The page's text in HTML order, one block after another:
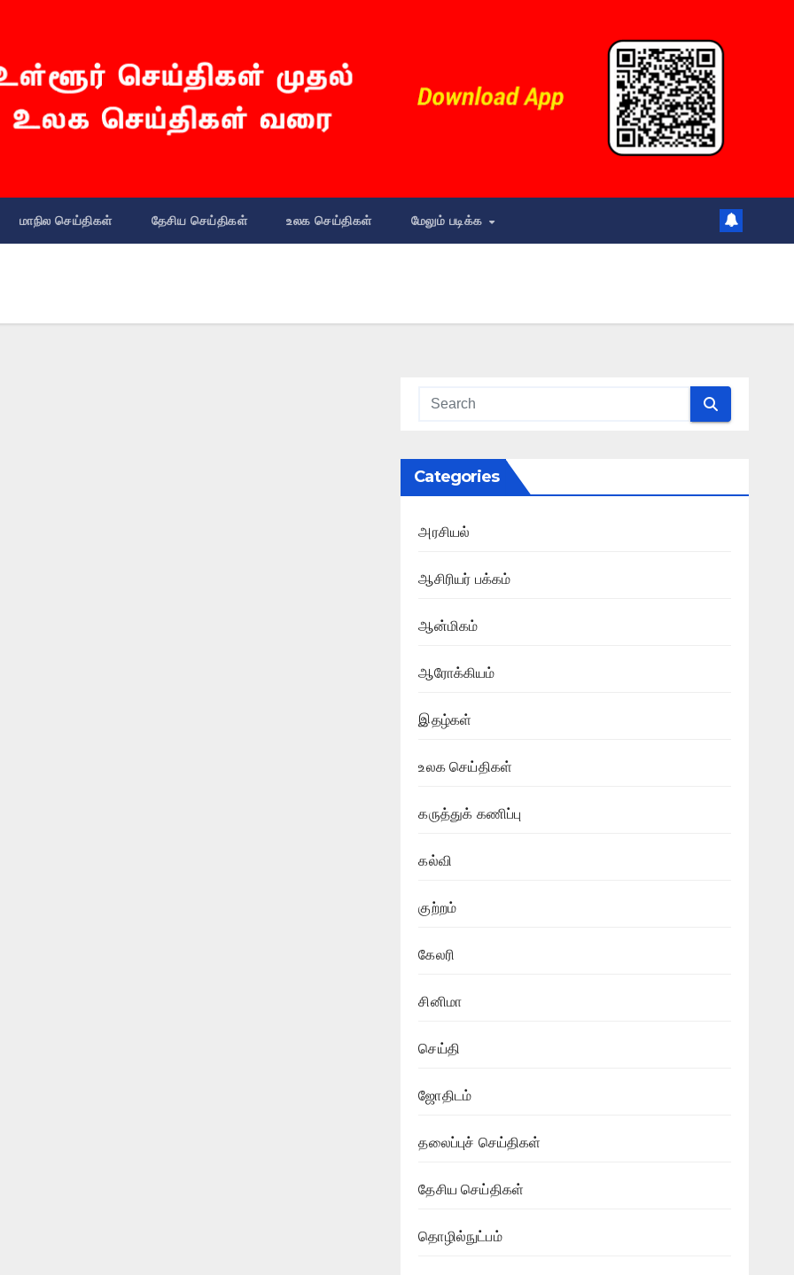
மாநில செய்திகள் தேசிய செய்திகள் உலக செய்திகள் மேலும் படிக்க
Categories
அரசியல்
ஆசிரியர் பக்கம்
ஆன்மிகம்
ஆரோக்கியம்
இதழ்கள்
உலக செய்திகள்
கருத்துக் கணிப்பு
கல்வி
குற்றம்
கேலரி
சினிமா
செய்தி
ஜோதிடம்
தலைப்புச் செய்திகள்
தேசிய செய்திகள்
தொழில்நுட்பம்